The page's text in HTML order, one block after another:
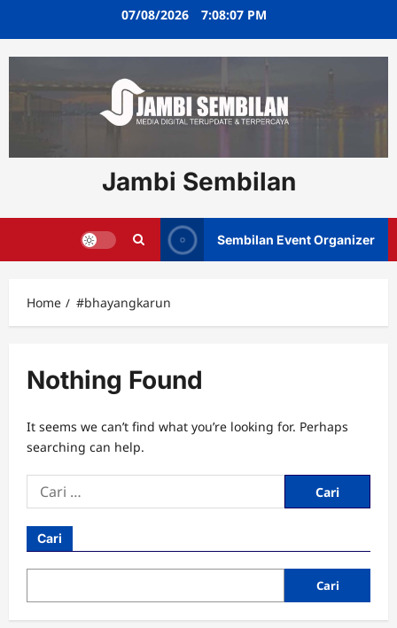
07/08/2026 7:08:08 PM
Jambi Sembilan
Sembilan Event Organizer
Home #bhayangkarun
Nothing Found
It seems we can’t find what you’re looking for. Perhaps
searching can help.
Cari
untuk:
Cari
Cari